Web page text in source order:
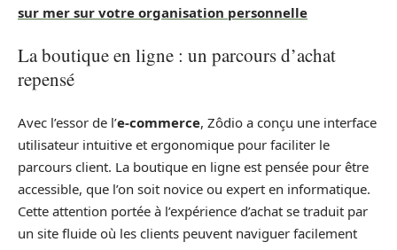
sur mer sur votre organisation personnelle
La boutique en ligne : un parcours d’achat
repensé
Avec l’essor de l’e-commerce, Zôdio a conçu une interface
utilisateur intuitive et ergonomique pour faciliter le
parcours client. La boutique en ligne est pensée pour être
accessible, que l’on soit novice ou expert en informatique.
Cette attention portée à l’expérience d’achat se traduit par
un site fluide où les clients peuvent naviguer facilement